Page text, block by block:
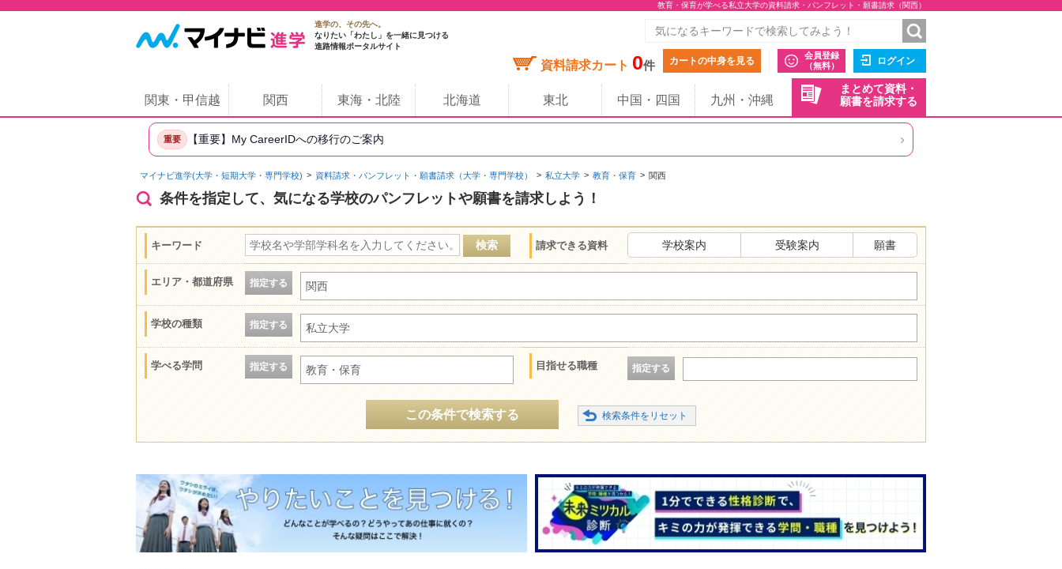
教育・保育が学べる私立大学の資料請求・パンフレット・願書請求（関西）
進学の、その先へ。
なりたい「わたし」を一緒に見つける
進路情報ポータルサイト
資料請求カート 0件 カートの中身を見る
会員登録
（無料）
ログイン
まとめて資料・
願書を請求する
関東・甲信越 関西 東海・北陸 北海道 東北 中国・四国 九州・沖縄
重要 【重要】My CareerIDへの移行のご案内 ›
マイナビ進学(大学・短期大学・専門学校) 資料請求・パンフレット・願書請求（大学・専門学校） 私立大学 教育・保育 関西
条件を指定して、気になる学校のパンフレットや願書を請求しよう！
キーワード 請求できる資料 学校案内 受験案内 願書
エリア・都道府県 指定する 関西
学校の種類 指定する 私立大学
学べる学問 指定する 教育・保育 目指せる職種 指定する
この条件で検索する